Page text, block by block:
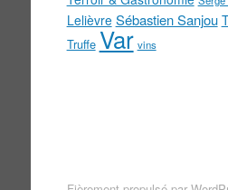
Lelièvre Sébastien Sanjou
Truffe Var vins